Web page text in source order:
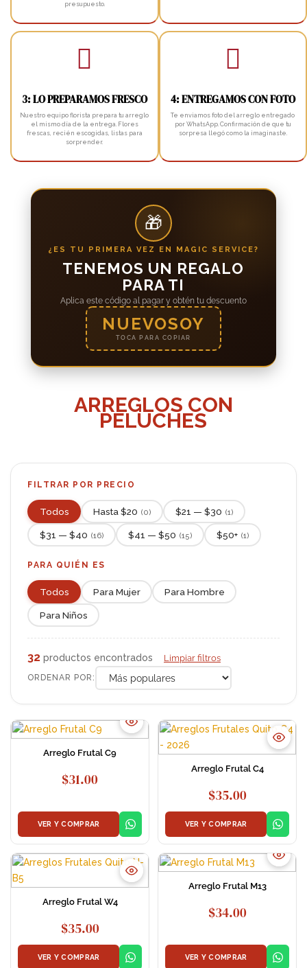
presupuesto.

3: LO PREPARAMOS FRESCO
Nuestro equipo florista prepara tu arreglo
el mismo día de la entrega. Flores
frescas, recién escogidas, listas para
sorprender.

4: ENTREGAMOS CON FOTO
Te enviamos foto del arreglo entregado
por WhatsApp. Confirmación de que tu
sorpresa llegó como la imaginaste.
🎁
¿ES TU PRIMERA VEZ EN MAGIC SERVICE?
TENEMOS UN REGALO
PARA TI
Aplica este código al pagar y obtén tu descuento
NUEVOSOY
TOCA PARA COPIAR
ARREGLOS CON
PELUCHES
FILTRAR POR PRECIO
Todos Hasta $20 (0) $21 — $30 (1)
$31 — $40 (16) $41 — $50 (15) $50+ (1)
PARA QUIÉN ES
Todos Para Mujer Para Hombre
Para Niños
32 productos encontrados Limpiar filtros
ORDENAR POR:
Arreglo Frutal C9
$31.00
VER Y COMPRAR
Arreglo Frutal C4
$35.00
VER Y COMPRAR
Arreglo Frutal W4
$35.00
VER Y COMPRAR
Arreglo Frutal M13
$34.00
VER Y COMPRAR